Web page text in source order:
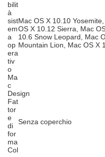
bilit
à
sist
em
a
op
era
tiv
o
Ma
c
Mac OS X 10.10
OS X 10.12 Sierra, Mac
10.6 Snow Leopard, Mac
Mountain Lion, Mac OS X
Design
Fat
tor
e
di
for
ma
Senza coperchio
Col